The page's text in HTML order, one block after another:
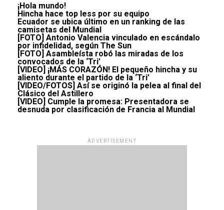
¡Hola mundo!
Hincha hace top less por su equipo
Ecuador se ubica último en un ranking de las
camisetas del Mundial
[FOTO] Antonio Valencia vinculado en escándalo
por infidelidad, según The Sun
[FOTO] Asambleísta robó las miradas de los
convocados de la ‘Tri’
[VIDEO] ¡MÁS CORAZÓN! El pequeño hincha y su
aliento durante el partido de la ‘Tri’
[VIDEO/FOTOS] Así se originó la pelea al final del
Clásico del Astillero
[VIDEO] Cumple la promesa: Presentadora se
desnuda por clasificación de Francia al Mundial
ADVERTISEMENT